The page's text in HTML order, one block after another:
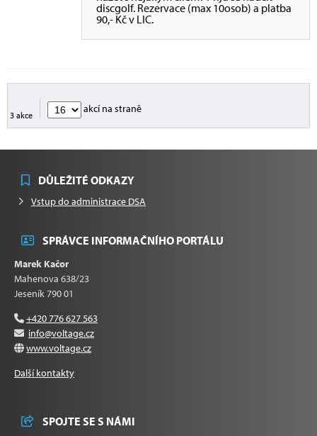
discgolf. Rezervace (max 10osob) a platba
90,- Kč v LIC.
3 akce
akcí na straně
DŮLEŽITÉ ODKAZY
Vstup do administrace DSA
SPRÁVCE INFORMAČNÍHO PORTÁLU
Marek Kačor
Mahenova 638/23
Jeseník 790 01
+420 776 627 563
info@voltage.cz
www.voltage.cz
Další kontakty
SPOJTE SE S NÁMI